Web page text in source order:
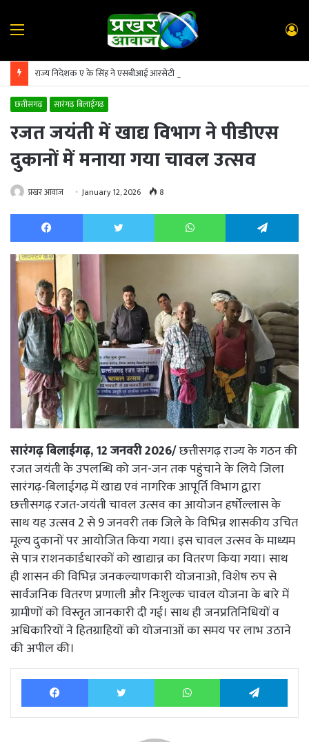
Menu
राज्य निदेशक ए के सिंह ने एसबीआई आरसेटी सारंगढ़ का किया निरीक्षण
छत्तीसगढ़ सारंगढ़ बिलाईगढ़
रजत जयंती में खाद्य विभाग ने पीडीएस
दुकानों में मनाया गया चावल उत्सव
प्रखर आवाज January 12, 2026 8
Facebook Twitter WhatsApp
सारंगढ़ बिलाईगढ़, 12 जनवरी 2026/छत्तीसगढ़ राज्य के गठन की
रजत जयंती के उपलब्धि को जन-जन तक पहुंचाने के लिये जिला
सारंगढ़-बिलाईगढ़ में खाद्य एवं नागरिक आपूर्ति विभाग द्वारा
छत्तीसगढ़ रजत-जयंती चावल उत्सव का आयोजन हर्षोल्लास के
साथ यह उत्सव 2 से 9 जनवरी तक जिले के विभिन्न शासकीय उचित
मूल्य दुकानों पर आयोजित किया गया। इस चावल उत्सव के माध्यम
से पात्र राशनकार्डधारकों को खाद्यान्न का वितरण किया गया। साथ
ही शासन की विभिन्न जनकल्याणकारी योजनाओ, विशेष रुप से
सार्वजनिक वितरण प्रणाली और निःशुल्क चावल योजना के बारे में
ग्रामीणों को विस्तृत जानकारी दी गई। साथ ही जनप्रतिनिधियों व
अधिकारियों ने हितग्राहियों को योजनाओं का समय पर लाभ उठाने
की अपील की।
Facebook Twitter WhatsApp